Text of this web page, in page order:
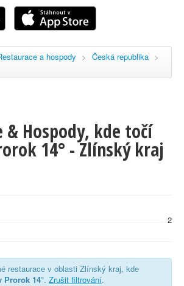
a hospody > Česká republika >
& Hospody, kde točí
14° - Zlínský kraj
2
restaurace v oblasti Zlínský kraj, kde
Prorok 14°. Zrušit filtrování.